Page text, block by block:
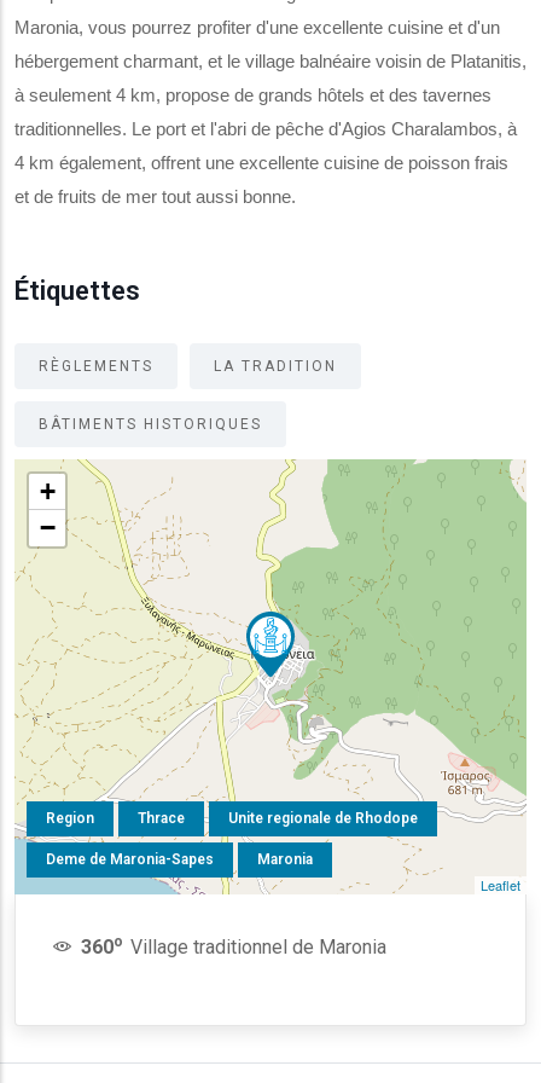
Maronia, vous pourrez profiter d'une excellente cuisine et d'un
hébergement charmant, et le village balnéaire voisin de Platanitis,
à seulement 4 km, propose de grands hôtels et des tavernes
traditionnelles. Le port et l'abri de pêche d'Agios Charalambos, à
4 km également, offrent une excellente cuisine de poisson frais
et de fruits de mer tout aussi bonne.
Étiquettes
RÈGLEMENTS LA TRADITION
BÂTIMENTS HISTORIQUES
Region Thrace Unite regionale de Rhodope
Deme de Maronia-Sapes Maronia
+
−
Leaflet
360o Village traditionnel de Maronia